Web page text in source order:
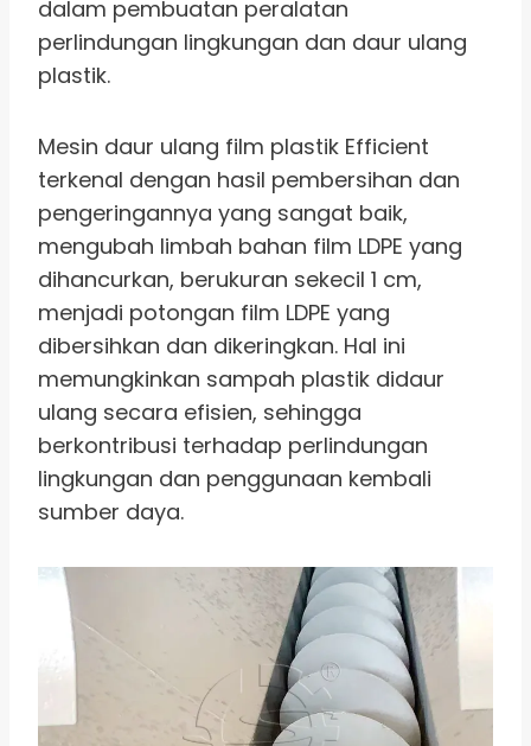
dalam pembuatan peralatan
perlindungan lingkungan dan daur ulang
plastik.
Mesin daur ulang film plastik Efficient
terkenal dengan hasil pembersihan dan
pengeringannya yang sangat baik,
mengubah limbah bahan film LDPE yang
dihancurkan, berukuran sekecil 1 cm,
menjadi potongan film LDPE yang
dibersihkan dan dikeringkan. Hal ini
memungkinkan sampah plastik didaur
ulang secara efisien, sehingga
berkontribusi terhadap perlindungan
lingkungan dan penggunaan kembali
sumber daya.